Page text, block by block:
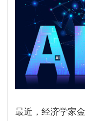
最近，经济学家